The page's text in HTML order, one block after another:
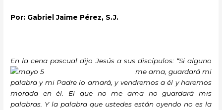
Por: Gabriel Jaime Pérez, S.J.
En la cena pascual dijo Jesús a sus discípulos: “Si alguno
me ama, guardará mi
palabra y mi Padre lo amará, y vendremos a él y haremos
morada en él. El que no me ama no guardará mis
palabras. Y la palabra que ustedes están oyendo no es la